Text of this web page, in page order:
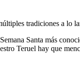
tradiciones a lo
Santa más
Teruel hay que